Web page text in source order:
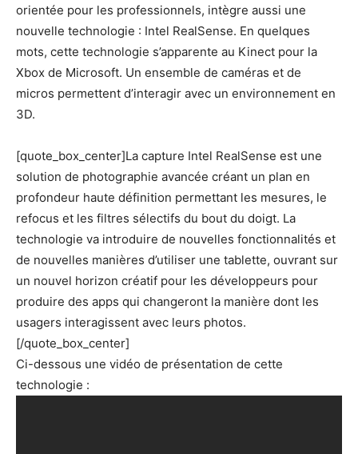
orientée pour les professionnels, intègre aussi une
nouvelle technologie : Intel RealSense. En quelques
mots, cette technologie s’apparente au Kinect pour la
Xbox de Microsoft. Un ensemble de caméras et de
micros permettent d’interagir avec un environnement en
3D.
[quote_box_center]La capture Intel RealSense est une
solution de photographie avancée créant un plan en
profondeur haute définition permettant les mesures, le
refocus et les filtres sélectifs du bout du doigt. La
technologie va introduire de nouvelles fonctionnalités et
de nouvelles manières d’utiliser une tablette, ouvrant sur
un nouvel horizon créatif pour les développeurs pour
produire des apps qui changeront la manière dont les
usagers interagissent avec leurs photos.
[/quote_box_center]
Ci-dessous une vidéo de présentation de cette
technologie :